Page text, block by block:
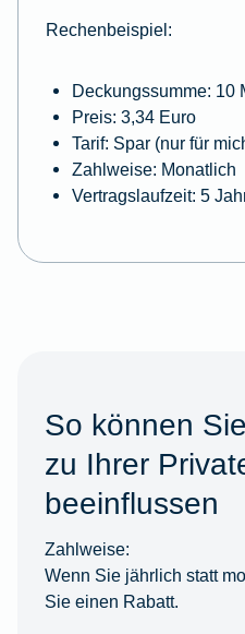
Rechenbeispiel:
Deckungssumme: 10
Preis: 3,34 Euro
Tarif: Spar (nur für
Zahlweise: Monatlich
Vertragslaufzeit: 5
So können
zu Ihrer
beeinflussen
Zahlweise:
Wenn Sie jährlich statt
Sie einen Rabatt.